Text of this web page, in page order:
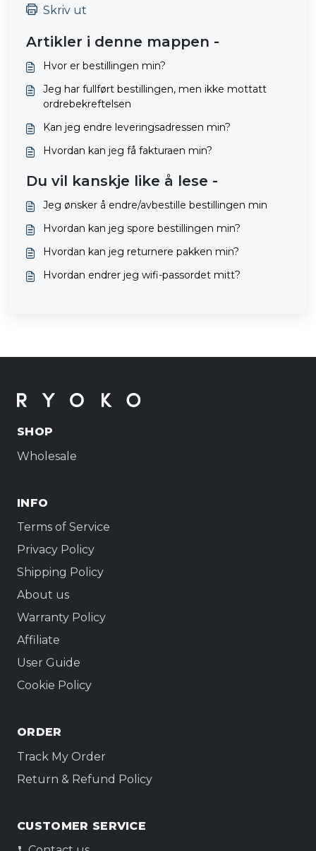
Skriv ut
Artikler i denne mappen -
Hvor er bestillingen min?
Jeg har fullført bestillingen, men ikke mottatt
ordrebekreftelsen
Kan jeg endre leveringsadressen min?
Hvordan kan jeg få fakturaen min?
Du vil kanskje like å lese -
Jeg ønsker å endre/avbestille bestillingen min
Hvordan kan jeg spore bestillingen min?
Hvordan kan jeg returnere pakken min?
Hvordan endrer jeg wifi-passordet mitt?
SHOP
Wholesale
INFO
Terms of Service
Privacy Policy
Shipping Policy
About us
Warranty Policy
Affiliate
User Guide
Cookie Policy
ORDER
Track My Order
Return & Refund Policy
CUSTOMER SERVICE